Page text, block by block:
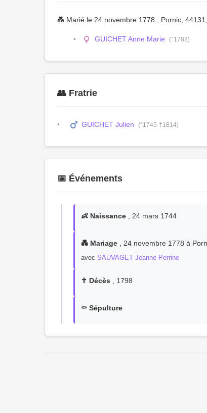
💑 Marié le 24 novembre 1778 , Pornic,
GUICHET Anne Marie (°1783)
👥 Fratrie
GUICHET Julien (°1745-†1814)
📅 Événements
👶 Naissance , 24 mars 1744
💑 Mariage , 24 novembre 1778 à
avec SAUVAGET Jeanne Perrine
✝️ Décès , 1798
⚰️ Sépulture